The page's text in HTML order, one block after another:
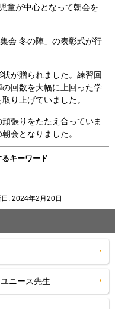
童が中心となって朝会を
会 冬の陣」の表彰式が行
が贈られました。練習回
回数を大幅に上回った学
り上げていました。
張りをたたえ合っていま
会となりました。
キーワード
: 2024年2月20日
ニース先生